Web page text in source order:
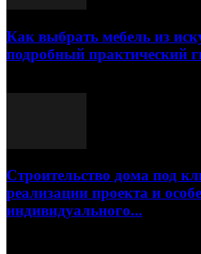
Как выбрать мебель из
подробный практический
Строительство дома под
реализации проекта и
индивидуального...